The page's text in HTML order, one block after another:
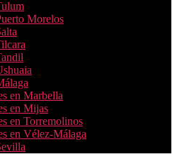
Morelos
en Marbella
en Mijas
en Torremolinos
en Vélez-Málaga